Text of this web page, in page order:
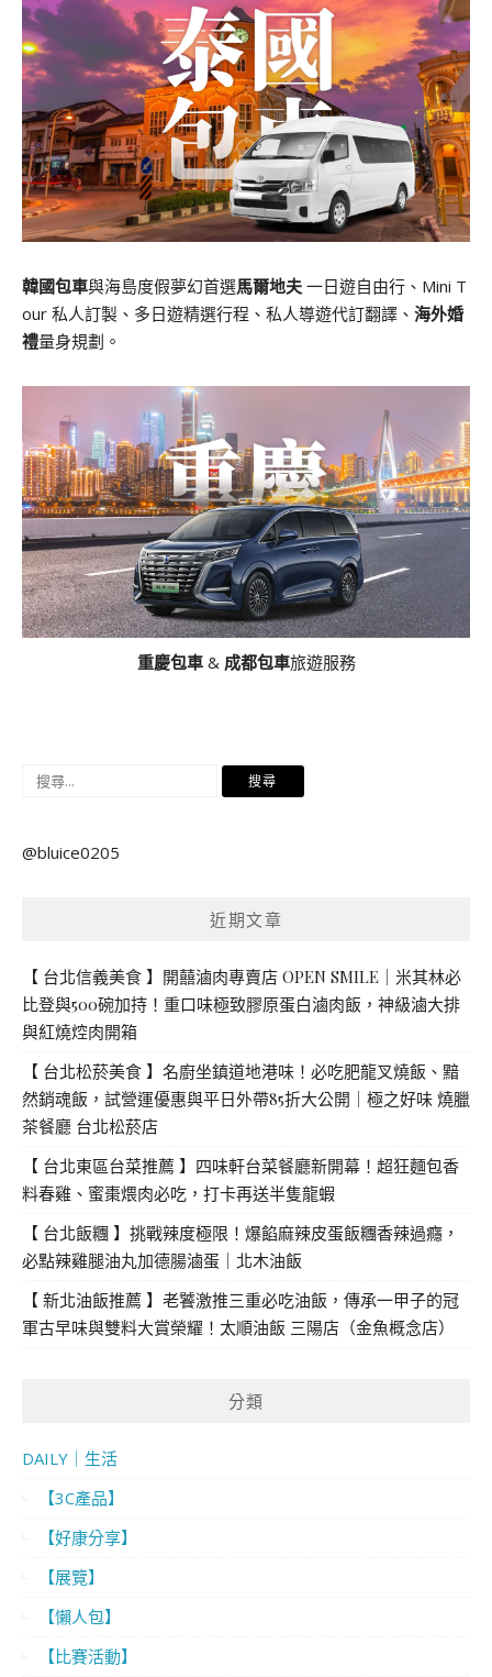
韓國包車與海島度假夢幻首選馬爾地夫 一日遊自由行、Mini T
our 私人訂製、多日遊精選行程、私人導遊代訂翻譯、 海外婚
禮量身規劃。
重慶包車& 成都包車旅遊服務
搜
鍵
@bluice0205
近期文章
【 台北信義美食 】開囍滷肉專賣店 OPEN SMILE｜米其林必
比登與500碗加持！重口味極致膠原蛋白滷肉飯，神級滷大排
與紅燒焢肉開箱
【 台北松菸美食 】名廚坐鎮道地港味！必吃肥龍叉燒飯、黯
然銷魂飯，試營運優惠與平日外帶85折大公開｜極之好味 燒臘
茶餐廳 台北松菸店
【 台北東區台菜推薦 】四味軒台菜餐廳新開幕！超狂麵包香
料春雞、蜜棗煨肉必吃，打卡再送半隻龍蝦
【 台北飯糰 】挑戰辣度極限！爆餡麻辣皮蛋飯糰香辣過癮，
必點辣雞腿油丸加德腸滷蛋｜北木油飯
【 新北油飯推薦 】老饕激推三重必吃油飯，傳承一甲子的冠
軍古早味與雙料大賞榮耀！太順油飯 三陽店（金魚概念店）
分類
DAILY｜生活
【3C產品】
【好康分享】
【展覽】
【懶人包】
【比賽活動】